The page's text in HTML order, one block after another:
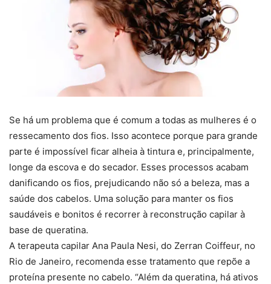
Se há um problema que é comum a todas as mulheres é o
ressecamento dos fios. Isso acontece porque para grande
parte é impossível ficar alheia à tintura e, principalmente,
longe da escova e do secador. Esses processos acabam
danificando os fios, prejudicando não só a beleza, mas a
saúde dos cabelos. Uma solução para manter os fios
saudáveis e bonitos é recorrer à reconstrução capilar à
base de queratina.
A terapeuta capilar Ana Paula Nesi, do Zerran Coiffeur, no
Rio de Janeiro, recomenda esse tratamento que repõe a
proteína presente no cabelo. “Além da queratina, há ativos